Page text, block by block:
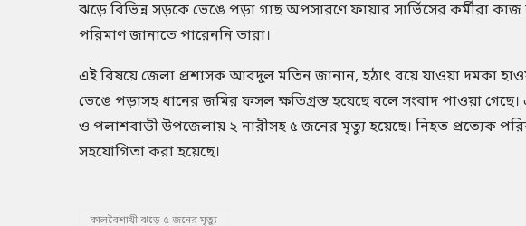
ঝড়ে বিভিন্ন সড়কে ভেঙে পড়া গাছ অপসারণে ফায়ার সার্ভিসের কর্মীরা
পরিমাণ জানাতে পারেননি তারা।
এই বিষয়ে জেলা প্রশাসক আবদুল মতিন জানান, হঠাৎ বয়ে যাওয়া দমকা
ভেঙে পড়াসহ ধানের জমির ফসল ক্ষতিগ্রস্ত হয়েছে বলে সংবাদ পাওয়া
ও পলাশবাড়ী উপজেলায় ২ নারীসহ ৫ জনের মৃত্যু হয়েছে। নিহত প্রত্যেক
সহযোগিতা করা হয়েছে।
কালবৈশাখী ঝড়ে ৫ জনের মৃত্যু